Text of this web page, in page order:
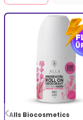
Alls Biocosmetics